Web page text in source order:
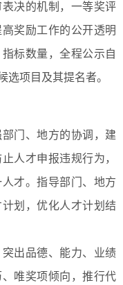
决的机制，一等奖评
奖励工作的公开透明
标数量，全程公示自
选项目及其提名者。
门、地方的协调，建
人才申报违规行为，
才。指导部门、地方
划，优化人才计划结
出品德、能力、业绩
唯奖项倾向，推行代